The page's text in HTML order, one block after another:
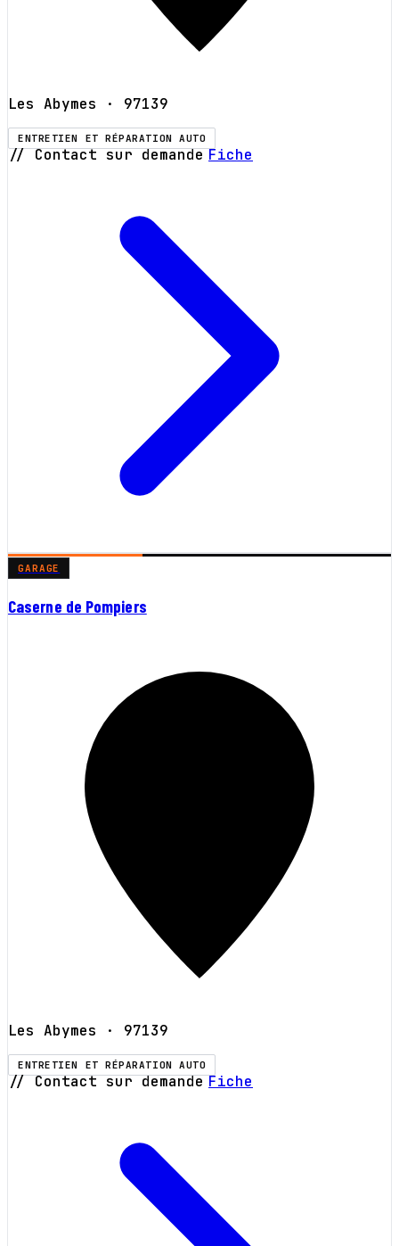
Les Abymes · 97139
ENTRETIEN ET RÉPARATION AUTO
// Contact sur demande Fiche
GARAGE
Caserne de Pompiers
Les Abymes · 97139
ENTRETIEN ET RÉPARATION AUTO
// Contact sur demande Fiche